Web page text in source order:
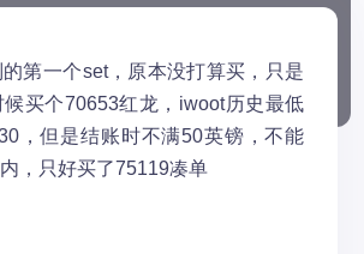
第一个set，原本没打算买，只是
买个70653红龙，iwoot历史最低
，但是结账时不满50英镑，不能
，只好买了75119凑单